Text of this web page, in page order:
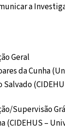
a
Geral
da Cunha
Salvado
Supervisão
(CIDEHUS –